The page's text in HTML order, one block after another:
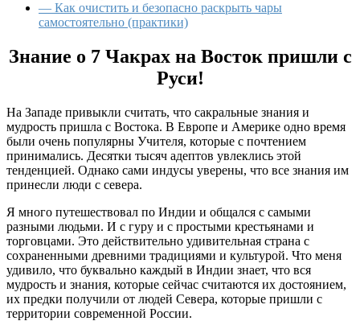
— Как очистить и безопасно раскрыть чары
самостоятельно (практики)
Знание о 7 Чакрах на Восток пришли с
Руси!
На Западе привыкли считать, что сакральные знания и
мудрость пришла с Востока. В Европе и Америке одно время
были очень популярны Учителя, которые с почтением
принимались. Десятки тысяч адептов увлеклись этой
тенденцией. Однако сами индусы уверены, что все знания им
принесли люди с севера.
Я много путешествовал по Индии и общался с самыми
разными людьми. И с гуру и с простыми крестьянами и
торговцами. Это действительно удивительная страна с
сохраненными древними традициями и культурой. Что меня
удивило, что буквально каждый в Индии знает, что вся
мудрость и знания, которые сейчас считаются их достоянием,
их предки получили от людей Севера, которые пришли с
территории современной России.